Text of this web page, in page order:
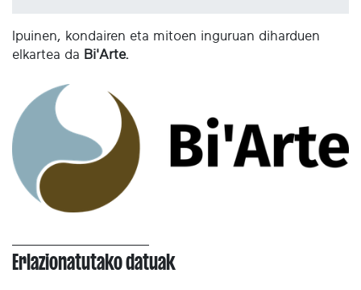
Ipuinen, kondairen eta mitoen inguruan diharduen
elkartea da Bi'Arte.
Erlazionatutako datuak